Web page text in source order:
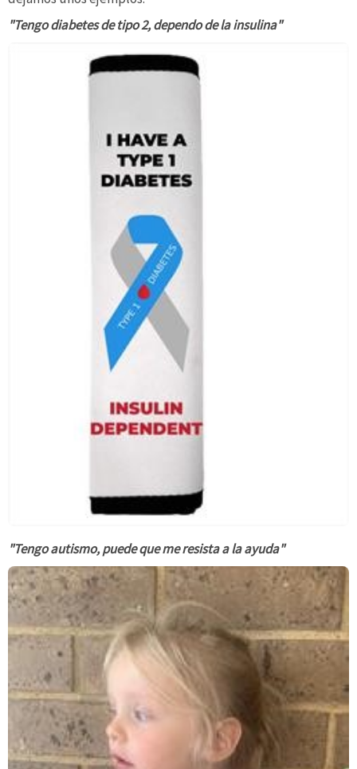
"Tengo diabetes de tipo 2, dependo de la insulina"
"Tengo autismo, puede que me resista a la ayuda"